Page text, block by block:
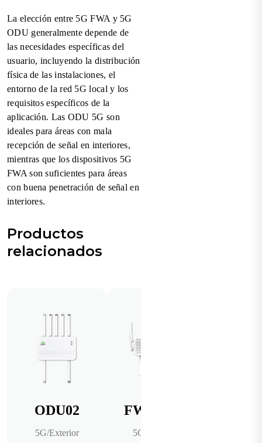
La elección entre 5G FWA y 5G
ODU generalmente depende de
las necesidades específicas del
usuario, incluyendo la distribución
física de las instalaciones, el
entorno de la red 5G local y los
requisitos específicos de la
aplicación. Las ODU 5G son
ideales para áreas con mala
recepción de señal en interiores,
mientras que los dispositivos 5G
FWA son suficientes para áreas
con buena penetración de señal en
interiores.
Productos
relacionados
ODU02
5G/Exterior
FWA12
5G/Wi-